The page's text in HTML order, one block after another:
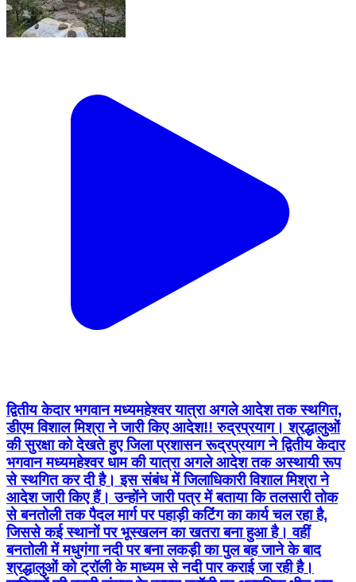
द्वितीय केदार भगवान मध्यमहेश्वर यात्रा अगले आदेश तक स्थगित,
डीएम विशाल मिश्रा ने जारी किए आदेश!! रुद्रप्रयाग। श्रद्धालुओं
की सुरक्षा को देखते हुए जिला प्रशासन रूद्रप्रयाग ने द्वितीय केदार
भगवान मध्यमहेश्वर धाम की यात्रा अगले आदेश तक अस्थायी रूप
से स्थगित कर दी है। इस संबंध में जिलाधिकारी विशाल मिश्रा ने
आदेश जारी किए हैं। उन्होंने जारी पत्र में बताया कि तलसारी तोक
से बनतोली तक पैदल मार्ग पर पहाड़ी कटिंग का कार्य चल रहा है,
जिससे कई स्थानों पर भूस्खलन का खतरा बना हुआ है। वहीं
बनतोली में मधुगंगा नदी पर बना लकड़ी का पुल बह जाने के बाद
श्रद्धालुओं को ट्रॉली के माध्यम से नदी पार कराई जा रही है।